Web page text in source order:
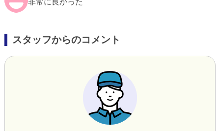
非常に良かった
スタッフからのコメント